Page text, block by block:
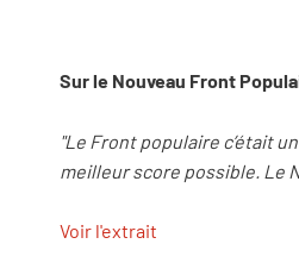
Sur le Nouveau Front
"Le Front populaire c’était
meilleur score possible. Le
Voir l'extrait